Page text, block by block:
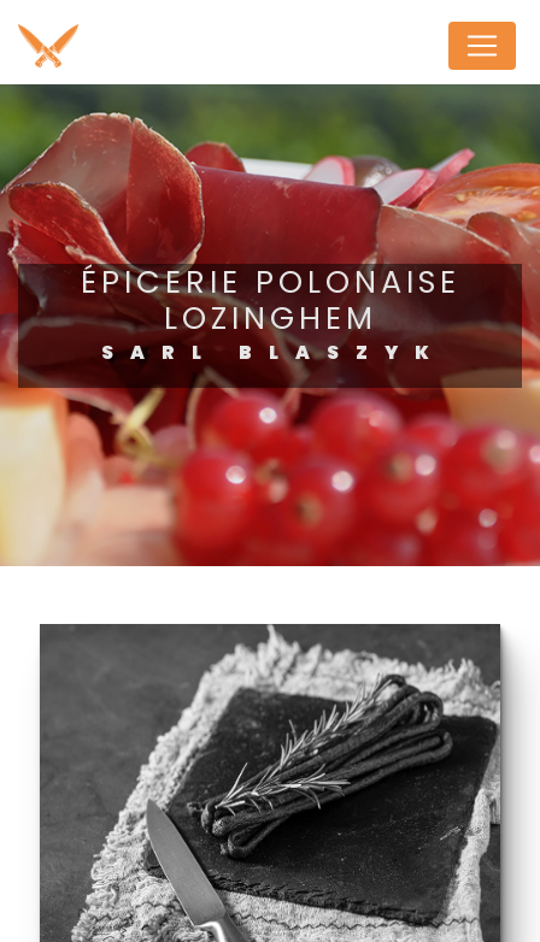
ÉPICERIE POLONAISE
LOZINGHEM
SARL BLASZYK